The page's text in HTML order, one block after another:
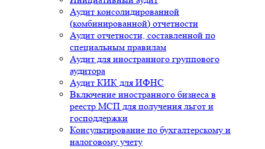
Аудит консолидированной
(комбинированной) отчетности
Аудит отчетности, составленной по
специальным правилам
Аудит для иностранного группового
аудитора
Аудит КИК для ИФНС
Включение иностранного бизнеса в
реестр МСП для получения льгот и
господдержки
Консультирование по бухгалтерскому и
налоговому учету